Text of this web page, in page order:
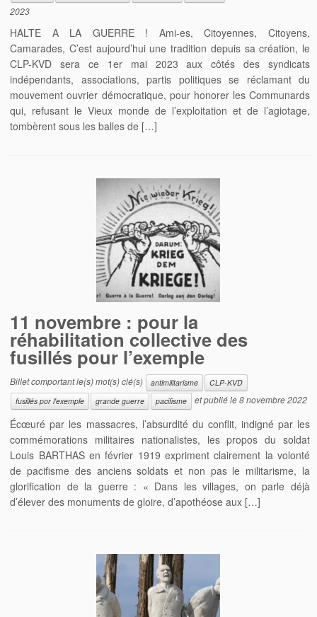
2023
HALTE A LA GUERRE ! Ami-es, Citoyennes, Citoyens,
Camarades, C’est aujourd’hui une tradition depuis sa création, le
CLP-KVD sera ce 1er mai 2023 aux côtés des syndicats
indépendants, associations, partis politiques se réclamant du
mouvement ouvrier démocratique, pour honorer les Communards
qui, refusant le Vieux monde de l’exploitation et de l’agiotage,
tombèrent sous les balles de […]
11 novembre : pour la
réhabilitation collective des
fusillés pour l’exemple
Billet comportant le(s) mot(s) clé(s) antimilitarisme
CLP-KVD
fusillés por l'exemple
grande guerre pacifisme et publié le8 novembre 2022
Écœuré par les massacres, l’absurdité du conflit, indigné par les
commémorations militaires nationalistes, les propos du soldat
Louis BARTHAS en février 1919 expriment clairement la volonté
de pacifisme des anciens soldats et non pas le militarisme, la
glorification de la guerre : « Dans les villages, on parle déjà
d’élever des monuments de gloire, d’apothéose aux […]